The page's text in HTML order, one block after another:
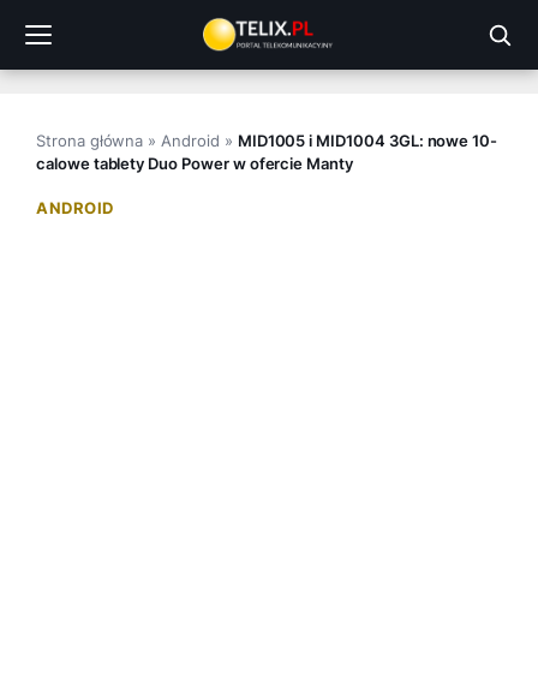
treści
Strona główna » Android » MID1005 i MID1004 3GL: nowe 10-
calowe tablety Duo Power w ofercie Manty
ANDROID